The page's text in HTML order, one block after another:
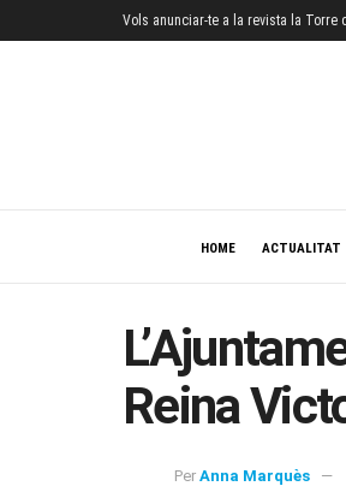
Vols anunciar-te a la revista la Torre
HOME ACTUALITAT
Reina
Per Anna Marquès